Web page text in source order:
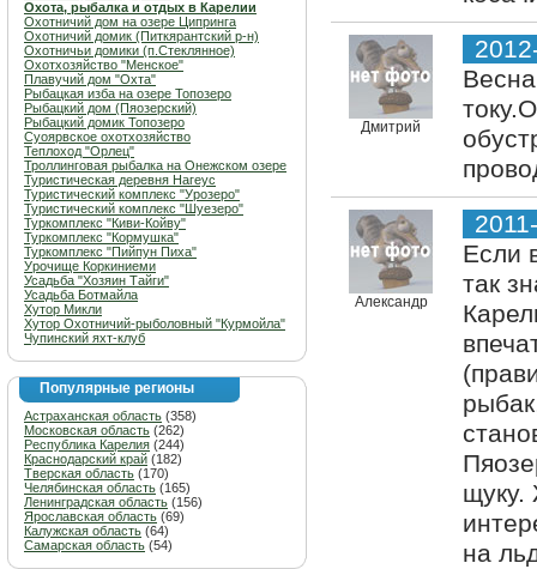
Охота, рыбалка и отдых в Карелии
Охотничий дом на озере Ципринга
Охотничий домик (Питкярантский р-н)
Охотничьи домики (п.Стеклянное)
Охотхозяйство "Менское"
Плавучий дом "Охта"
Рыбацкая изба на озере Топозеро
Рыбацкий дом (Пяозерский)
Рыбацкий домик Топозеро
Суоярвское охотхозяйство
Теплоход "Орлец"
Троллинговая рыбалка на Онежском озере
Туристическая деревня Нагеус
Туристический комплекс "Урозеро"
Туристический комплекс "Шуезеро"
Туркомплекс "Киви-Койву"
Туркомплекс "Кормушка"
Туркомплекс "Пийпун Пиха"
Урочище Коркиниеми
Усадьба "Хозяин Тайги"
Усадьба Ботмайла
Хутор Микли
Хутор Охотничий-рыболовный "Курмойла"
Чупинский яхт-клуб
Популярные регионы
Астраханская область (358)
Московская область (262)
Республика Карелия (244)
Краснодарский край (182)
Тверская область (170)
Челябинская область (165)
Ленинградская область (156)
Ярославская область (69)
Калужская область (64)
Самарская область (54)
Дмитрий
Александр
Если
так
щуку.
на